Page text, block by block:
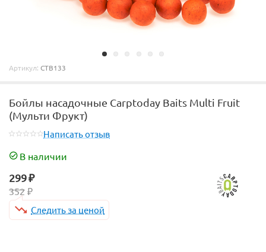
Артикул: CTB133
Бойлы насадочные Carptoday Baits Multi Fruit
(Мульти Фрукт)
Написать отзыв
В наличии
299₽
352 ₽
Следить за ценой